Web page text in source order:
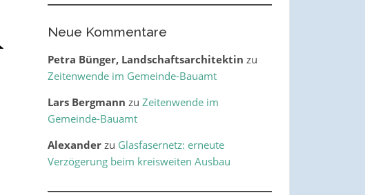
Neue Kommentare
Petra Bünger, Landschaftsarchitektin zu
Zeitenwende im Gemeinde-Bauamt
Lars Bergmann zu Zeitenwende im
Gemeinde-Bauamt
Alexanderzu Glasfasernetz: erneute
Verzögerung beim kreisweiten Ausbau